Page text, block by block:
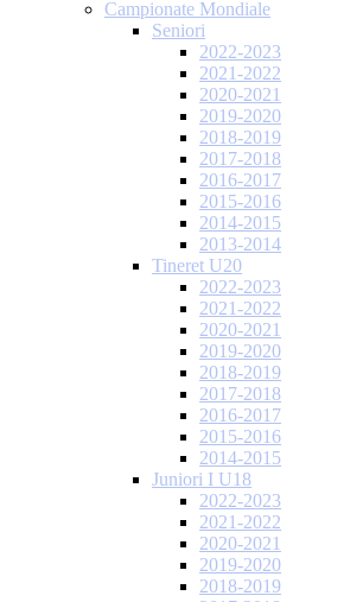
Campionate Mondiale
Seniori
2022-2023
2021-2022
2020-2021
2019-2020
2018-2019
2017-2018
2016-2017
2015-2016
2014-2015
2013-2014
Tineret U20
2022-2023
2021-2022
2020-2021
2019-2020
2018-2019
2017-2018
2016-2017
2015-2016
2014-2015
Juniori I U18
2022-2023
2021-2022
2020-2021
2019-2020
2018-2019